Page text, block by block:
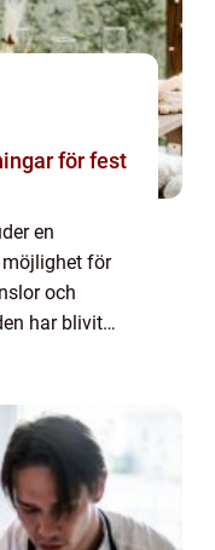
en
för
och
har blivit